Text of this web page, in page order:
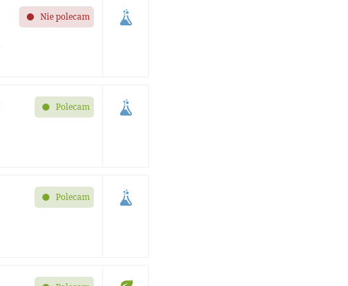
Nie polecam
Polecam
Polecam